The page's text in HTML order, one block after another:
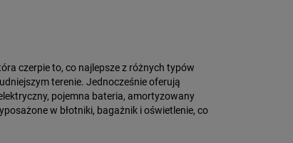
czerpie to, co najlepsze z różnych typów
terenie. Jednocześnie oferują
pojemna bateria, amortyzowany
w błotniki, bagażnik i oświetlenie, co